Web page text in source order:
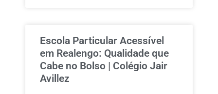
Escola Particular Acessível
em Realengo: Qualidade que
Cabe no Bolso | Colégio Jair
Avillez